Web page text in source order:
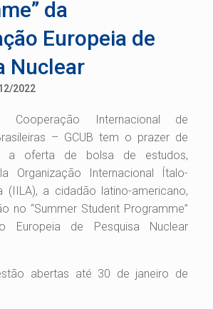
da
Europeia de
Nuclear
2022
Internacional de
– GCUB tem o prazer de
a oferta de bolsa de estudos,
Organização Internacional Ítalo-
(IILA), a cidadão latino-americano,
no “Summer Student Programme”
Europeia de Pesquisa Nuclear
abertas até 30 de janeiro de